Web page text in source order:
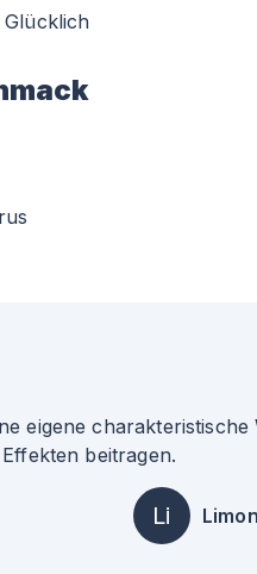
Glücklich
eigene
beitragen.
Li